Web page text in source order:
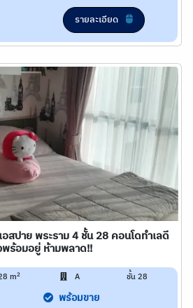
รายละเอียด
สปาย พระราม 4 ชั้น 28 คอนโดทำเลดี
พร้อมอยู่ ห้ามพลาด!!
m2 A ชั้น 28
พร้อมขาย